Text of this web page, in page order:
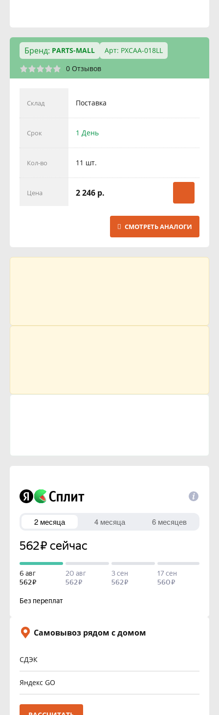
Бренд: PARTS-MALL
Арт: PXCAA-018LL
0 Отзывов
Склад Поставка
Срок 1 День
Кол-во 11 шт.
Цена 2 246 р.
СМОТРЕТЬ АНАЛОГИ
Самовывоз рядом с домом
СДЭК
Яндекс GO